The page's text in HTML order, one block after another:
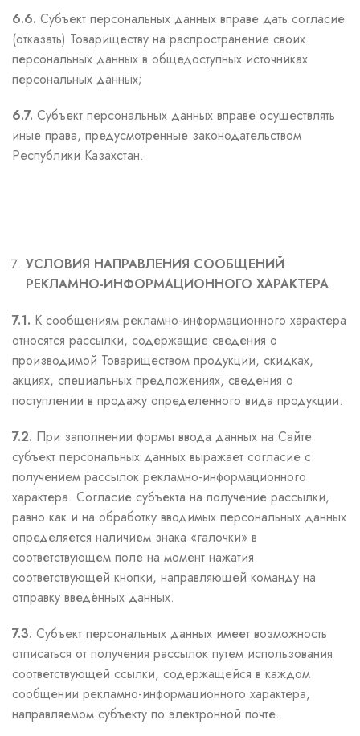
6.6. Субъект персональных данных вправе дать согласие
(отказать) Товариществу на распространение своих
персональных данных в общедоступных источниках
персональных данных;
6.7. Субъект персональных данных вправе осуществлять
иные права, предусмотренные законодательством
Республики Казахстан.
УСЛОВИЯ НАПРАВЛЕНИЯ СООБЩЕНИЙ
РЕКЛАМНО-ИНФОРМАЦИОННОГО ХАРАКТЕРА
7.1. К сообщениям рекламно-информационного характера
относятся рассылки, содержащие сведения о
производимой Товариществом продукции, скидках,
акциях, специальных предложениях, сведения о
поступлении в продажу определенного вида продукции.
7.2. При заполнении формы ввода данных на Сайте
субъект персональных данных выражает согласие с
получением рассылок рекламно-информационного
характера. Согласие субъекта на получение рассылки,
равно как и на обработку вводимых персональных данных
определяется наличием знака «галочки» в
соответствующем поле на момент нажатия
соответствующей кнопки, направляющей команду на
отправку введённых данных.
7.3. Субъект персональных данных имеет возможность
отписаться от получения рассылок путем использования
соответствующей ссылки, содержащейся в каждом
сообщении рекламно-информационного характера,
направляемом субъекту по электронной почте.